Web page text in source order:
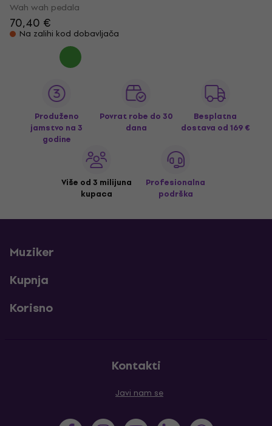
Wah wah pedala
70,40 €
Na zalihi kod dobavljača
Produženo
jamstvo na 3
godine
Povrat robe do 30
dana
Besplatna
dostava od 169 €
Više od 3 milijuna
kupaca
Profesionalna
podrška
Muziker
Kupnja
Korisno
Kontakti
Javi nam se